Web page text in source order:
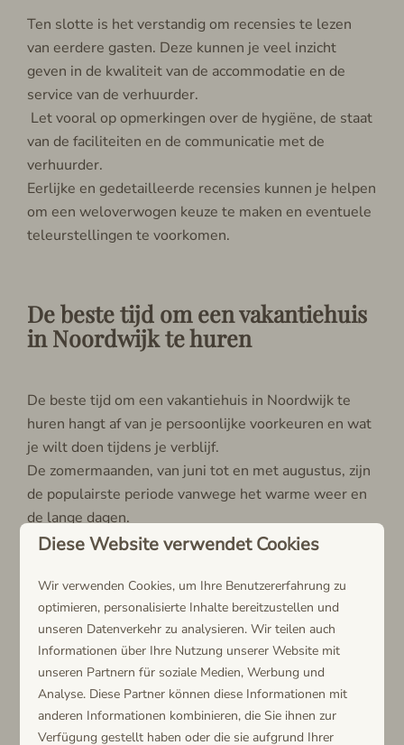
Ten slotte is het verstandig om recensies te lezen
van eerdere gasten. Deze kunnen je veel inzicht
geven in de kwaliteit van de accommodatie en de
service van de verhuurder.
Let vooral op opmerkingen over de hygiëne, de staat
van de faciliteiten en de communicatie met de
verhuurder.
Eerlijke en gedetailleerde recensies kunnen je helpen
om een weloverwogen keuze te maken en eventuele
teleurstellingen te voorkomen.
De beste tijd om een vakantiehuis
in Noordwijk te huren
De beste tijd om een vakantiehuis in Noordwijk te
huren hangt af van je persoonlijke voorkeuren en wat
je wilt doen tijdens je verblijf.
De zomermaanden, van juni tot en met augustus, zijn
de populairste periode vanwege het warme weer en
de lange dagen.
Dit is de ideale tijd voor strandliefhebbers en
de zon en de zee.
Houd er wel rekening mee dat het in deze periode
druk kan zijn, dus vroeg boeken is aan te raden.
Voor wie de drukte wil vermijden, zijn de lente en de
herfst uitstekende alternatieven. In de lente, vooral
in april en mei, bloeien de beroemde Hollandse
tulpenvelden rondom Noordwijk, wat een
Diese Website verwendet Cookies
Wir verwenden Cookies, um Ihre Benutzererfahrung zu
optimieren, personalisierte Inhalte bereitzustellen und
unseren Datenverkehr zu analysieren. Wir teilen auch
Informationen über Ihre Nutzung unserer Website mit
unseren Partnern für soziale Medien, Werbung und
Analyse. Diese Partner können diese Informationen mit
anderen Informationen kombinieren, die Sie ihnen zur
Verfügung gestellt haben oder die sie aufgrund Ihrer